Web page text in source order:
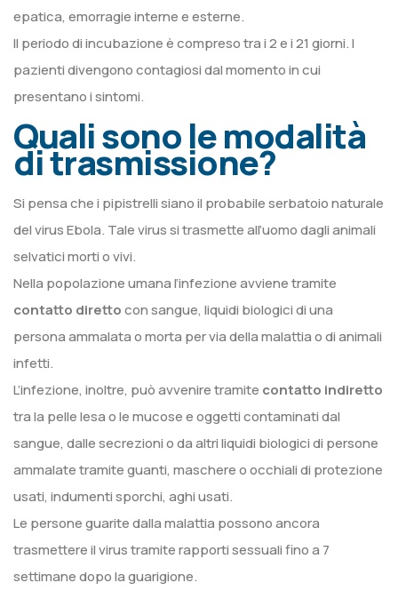
epatica, emorragie interne e esterne.
Il periodo di incubazione è compreso tra i 2 e i 21 giorni. I
pazienti divengono contagiosi dal momento in cui
presentano i sintomi.
Quali sono le modalità
di trasmissione?
Si pensa che i pipistrelli siano il probabile serbatoio naturale
del virus Ebola. Tale virus si trasmette all’uomo dagli animali
selvatici morti o vivi.
Nella popolazione umana l’infezione avviene tramite
contatto direttocon sangue, liquidi biologici di una
persona ammalata o morta per via della malattia o di animali
infetti.
L’infezione, inoltre, può avvenire tramite contatto indiretto
tra la pelle lesa o le mucose e oggetti contaminati dal
sangue, dalle secrezioni o da altri liquidi biologici di persone
ammalate tramite guanti, maschere o occhiali di protezione
usati, indumenti sporchi, aghi usati.
Le persone guarite dalla malattia possono ancora
trasmettere il virus tramite rapporti sessuali fino a 7
settimane dopo la guarigione.